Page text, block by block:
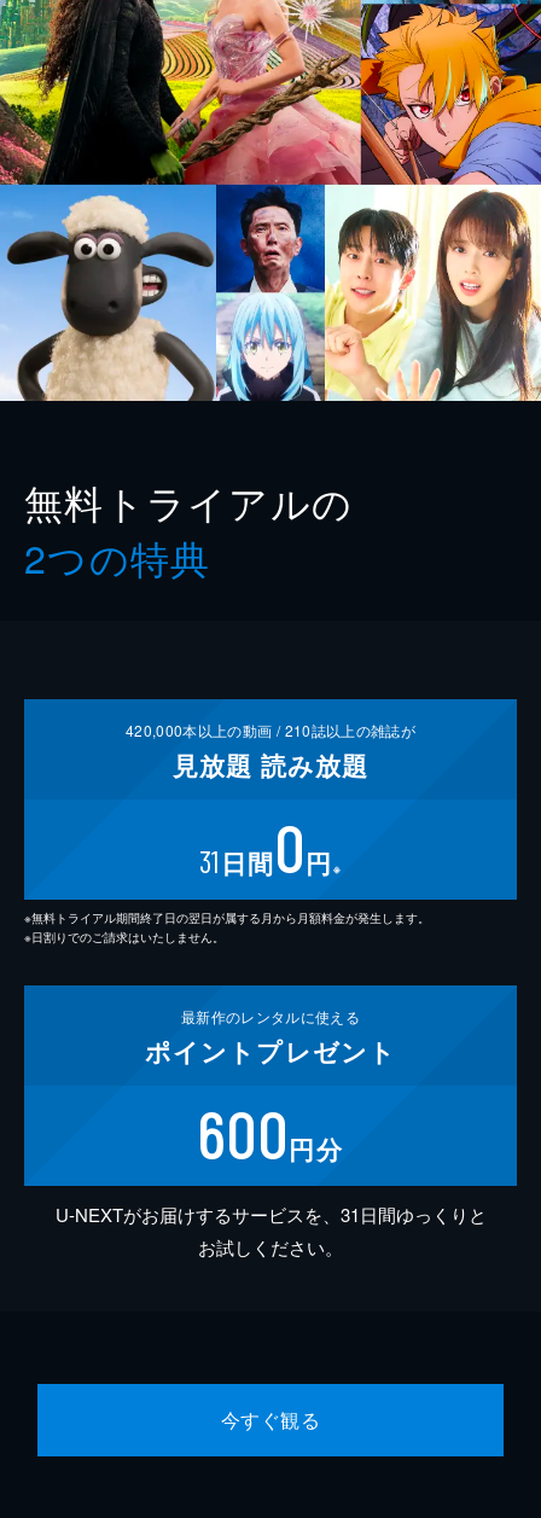
無料トライアルの
2つの特典
420,000本以上の動画 /210誌以上の雑誌が
見放題 読み放題
31 日間0円 ※
※無料トライアル期間終了日の翌日が属する月から月額料金が発生します。
※日割りでのご請求はいたしません。
最新作のレンタルに使える
ポイント プレゼント
600円分
U-NEXTがお届けするサービスを、31日間ゆっくりと
お試しください。
今すぐ観る